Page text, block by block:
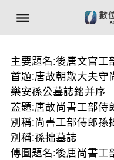
主要題名:後唐文官工
首題:唐故朝散大夫守
樂安孫公墓誌銘并序
蓋題:唐故尚書工部侍
別稱:尚書工部侍郎孫
別稱:孫拙墓誌
傅圖題名:後唐尚書工